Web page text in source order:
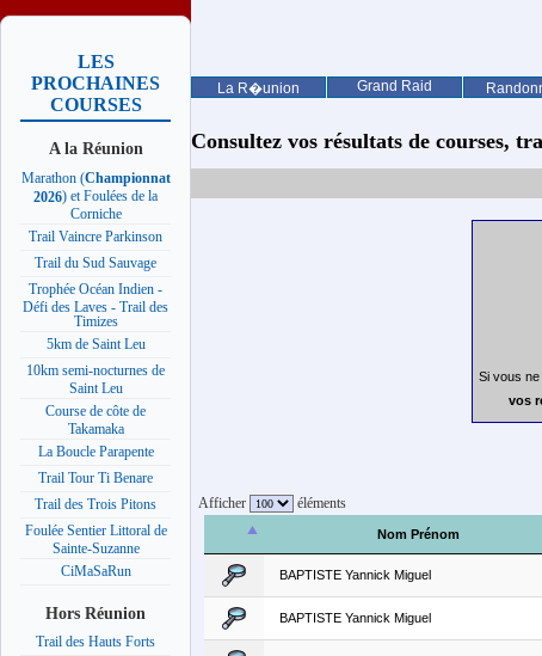
La R�union Grand Raid
LES
PROCHAINES
COURSES
A la Réunion
Marathon (Championnat
2026) et Foulées de la
Corniche
Trail Vaincre Parkinson
Trail du Sud Sauvage
Trophée Océan Indien -
Défi des Laves - Trail des
Timizes
5km de Saint Leu
10km semi-nocturnes de
Saint Leu
Course de côte de
Takamaka
La Boucle Parapente
Trail Tour Ti Benare
Trail des Trois Pitons
Foulée Sentier Littoral de
Sainte-Suzanne
CiMaSaRun
Hors Réunion
Trail des Hauts Forts
Consultez vos résultats de courses,
Si vous
vos
Afficher éléments
Nom Prénom
BAPTISTE Yannick Miguel
BAPTISTE Yannick Miguel